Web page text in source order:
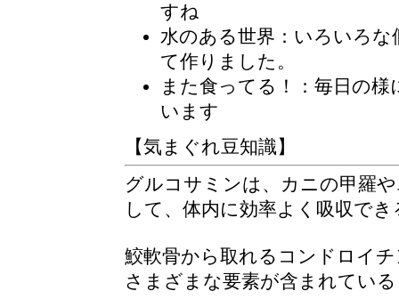
すね
水のある世界 ：いろいろ
て作りました。
また食ってる！
：毎日の
います
【気まぐれ豆知識】
グルコサミンは、カニの甲羅
して、体内に効率よく吸収で
鮫軟骨から取れるコンドロイ
さまざまな要素が含まれてい